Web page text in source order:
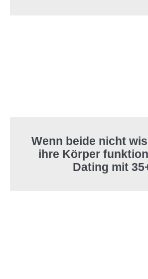
Wenn beide nicht
ihre Körper
Dating mit